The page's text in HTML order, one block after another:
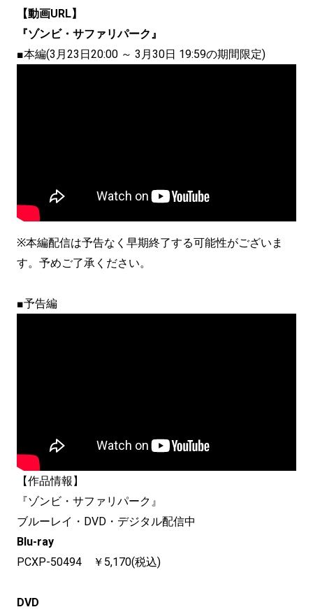
【動画URL】
『ゾンビ・サファリパーク』
■本編(3月23日20:00 ～ 3月30日 19:59の期間限定)
※本編配信は予告なく早期終了する可能性がございま
す。予めご了承ください。
■予告編
【作品情報】
『ゾンビ・サファリパーク』
ブルーレイ・DVD・デジタル配信中
Blu-ray
PCXP-50494 ￥5,170(税込)
DVD